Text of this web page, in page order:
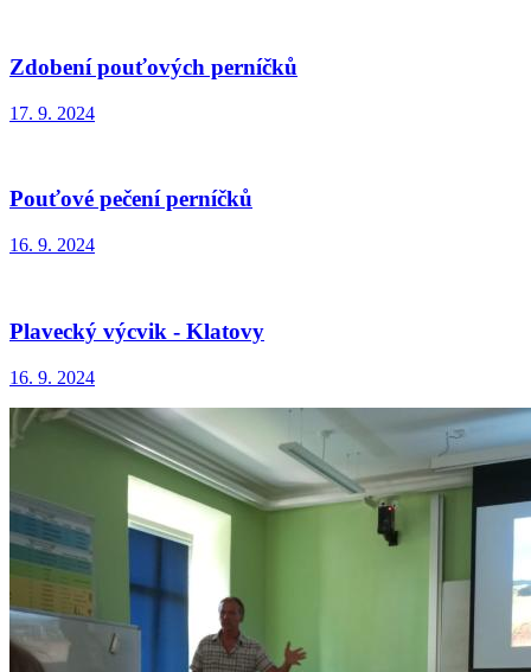
Zdobení pouťových perníčků
17. 9. 2024
Pouťové pečení perníčků
16. 9. 2024
Plavecký výcvik - Klatovy
16. 9. 2024